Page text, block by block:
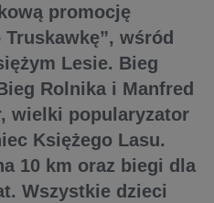
promocję
wśród
Lesie. Bieg
Rolnika i Manfred
wielki popularyzator
Księżego Lasu.
10 km oraz biegi dla
Wszystkie dzieci